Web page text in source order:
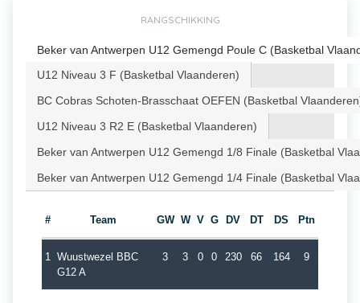
RANGSCHIKKING
Beker van Antwerpen U12 Gemengd Poule C (Basketbal
U12 Niveau 3 F (Basketbal Vlaanderen)
BC Cobras Schoten-Brasschaat OEFEN (Basketbal
U12 Niveau 3 R2 E (Basketbal Vlaanderen)
Beker van Antwerpen U12 Gemengd 1/8 Finale (Basketbal
Beker van Antwerpen U12 Gemengd 1/4 Finale (Basketbal
# Team GW W V G DV DT DS Ptn
1 Wuustwezel BBC
G12 A
3 3 0 0 230 66 164 9